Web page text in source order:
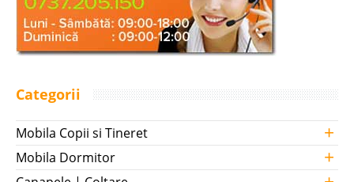
Categorii
Mobila Copii si Tineret +
Mobila Dormitor +